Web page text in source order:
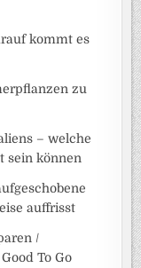
kommt es
zu
– welche
sein können
auffrisst
/
To Go